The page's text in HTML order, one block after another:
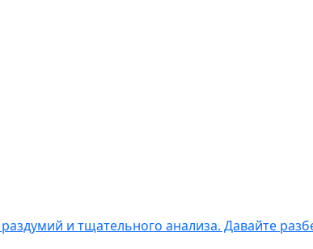
и тщательного анализа. Давайте